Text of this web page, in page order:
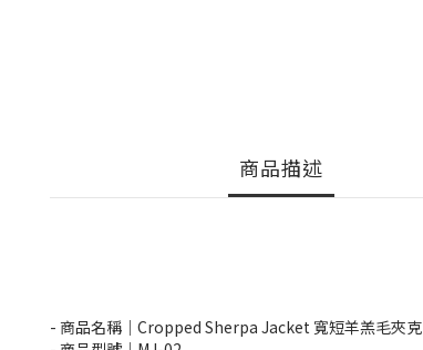
商品描述
- 商品名稱｜Cropped Sherpa Jacket 寬短羊羔毛夾克